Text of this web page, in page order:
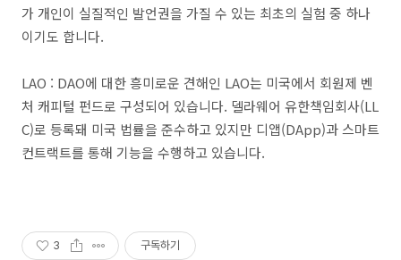
가 개인이 실질적인 발언권을 가질 수 있는 최초의 실험 중 하나
이기도 합니다.
LAO : DAO에 대한 흥미로운 견해인 LAO는 미국에서 회원제 벤
처 캐피털 펀드로 구성되어 있습니다. 델라웨어 유한책임회사(LL
C)로 등록돼 미국 법률을 준수하고 있지만 디앱(DApp)과 스마트
컨트랙트를 통해 기능을 수행하고 있습니다.
3 구독하기